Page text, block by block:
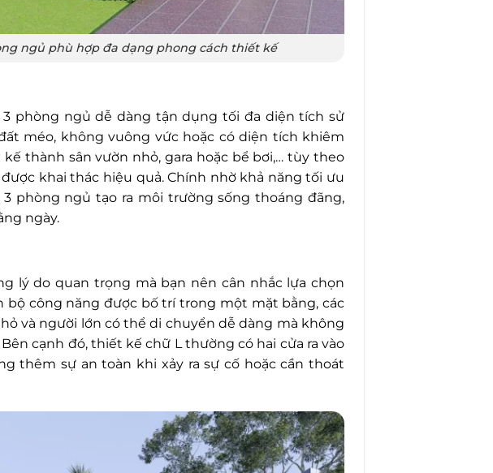
ngủ phù hợp đa dạng phong cách thiết kế
phòng ngủ dễ dàng tận dụng tối đa diện tích sử
méo, không vuông vức hoặc có diện tích khiêm
thành sân vườn nhỏ, gara hoặc bể bơi,… tùy theo
khai thác hiệu quả. Chính nhờ khả năng tối ưu
phòng ngủ tạo ra môi trường sống thoáng đãng,
ngày.
lý do quan trọng mà bạn nên cân nhắc lựa chọn
bộ công năng được bố trí trong một mặt bằng, các
và người lớn có thể di chuyển dễ dàng mà không
cạnh đó, thiết kế chữ L thường có hai cửa ra vào
thêm sự an toàn khi xảy ra sự cố hoặc cần thoát